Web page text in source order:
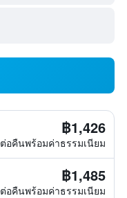
฿1,426
ต่อคืนพร้อมค่าธรรมเนียม
฿1,485
ต่อคืนพร้อมค่าธรรมเนียม